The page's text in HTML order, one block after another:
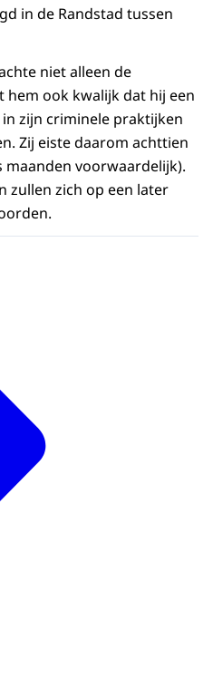
in de Randstad tussen
niet alleen de
ook kwalijk dat hij een
zijn criminele praktijken
Zij eiste daarom achttien
maanden voorwaardelijk).
zullen zich op een later